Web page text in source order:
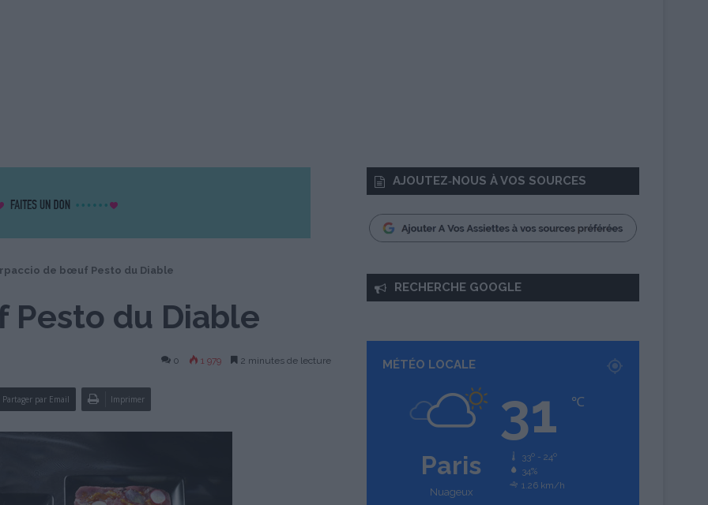
de bœuf Pesto du Diable
du Diable
0 1 979 2 minutes de lecture
Partager par Email Imprimer
AJOUTEZ‑NOUS À VOS SOURCES
RECHERCHE GOOGLE
MÉTÉO LOCALE
Paris
Nuageux
31 ℃
33º - 24º
34%
1.26 km/h